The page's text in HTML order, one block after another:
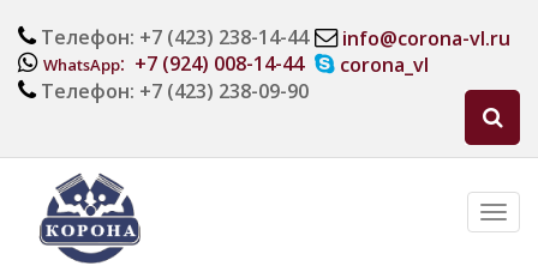
Телефон: +7 (423) 238-14-44
WhatsApp: +7 (924) 008-14-44
Телефон: +7 (423) 238-09-90
info@corona-vl.ru
corona_vl